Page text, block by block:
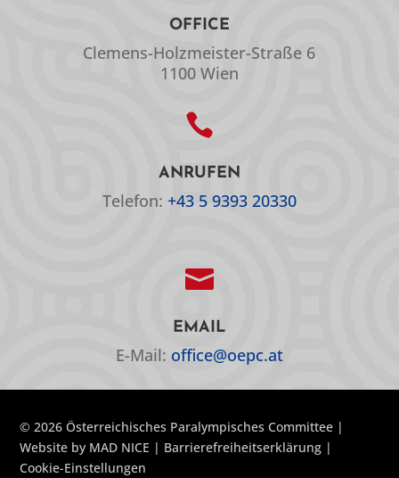
OFFICE
Clemens-Holzmeister-Straße 6
1100 Wien

ANRUFEN
Telefon: +43 5 9393 20330

EMAIL
E-Mail: office@oepc.at
© 2026 Österreichisches Paralympisches Committee |
Website by MAD NICE | Barrierefreiheitserklärung |
Cookie-Einstellungen